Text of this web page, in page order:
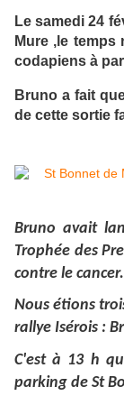
Le samedi 24
Mure ,le temps
codapiens à
Bruno a fait
de cette sortie
Bruno avait
Trophée des
contre le cancer.
Nous étions
rallye Isérois :
C'est à 13 h
parking de St